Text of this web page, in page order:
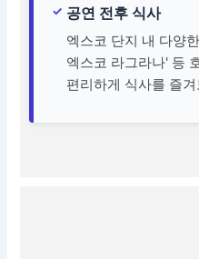
공연 전후 식사
엑스코 단지 내 다양
엑스코 라그라나' 등
편리하게 식사를 즐